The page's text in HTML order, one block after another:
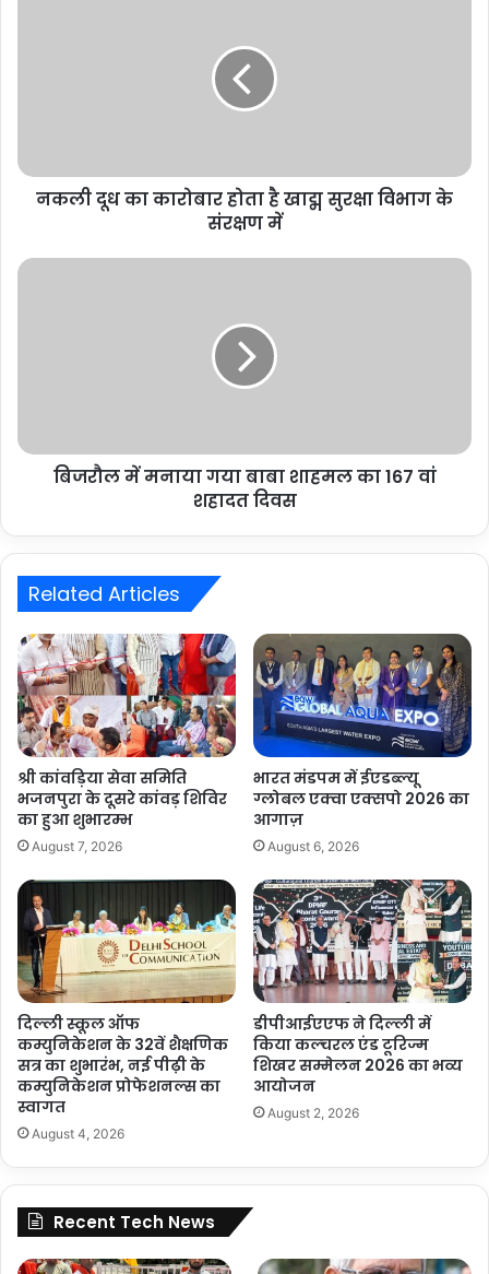
नकली दूध का कारोबार होता है खाद्म सुरक्षा विभाग के
संरक्षण में
बिजरौल में मनाया गया बाबा शाहमल का 167 वां
शहादत दिवस
Related Articles
श्री कांवड़िया सेवा समिति
भजनपुरा के दूसरे कांवड़ शिविर
का हुआ शुभारम्भ
August 7, 2026
भारत मंडपम में ईएडब्ल्यू
ग्लोबल एक्वा एक्सपो 2026 का
आगाज़
August 6, 2026
दिल्ली स्कूल ऑफ
कम्युनिकेशन के 32वें शैक्षणिक
सत्र का शुभारंभ, नई पीढ़ी के
कम्युनिकेशन प्रोफेशनल्स का
स्वागत
August 4, 2026
डीपीआईएएफ ने दिल्ली में
किया कल्चरल एंड टूरिज्म
शिखर सम्मेलन 2026 का भव्य
आयोजन
August 2, 2026
Recent Tech News